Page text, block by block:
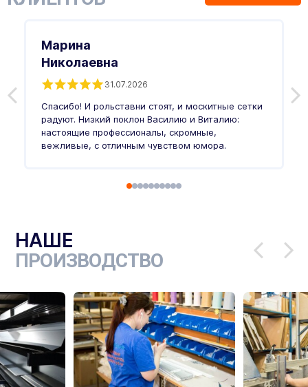
Марина
Николаевна
31.07.2026
Спасибо! И рольставни стоят, и москитные сетки
радуют. Низкий поклон Василию и Виталию:
настоящие профессионалы, скромные,
вежливые, с отличным чувством юмора.
НАШЕ
ПРОИЗВОДСТВО